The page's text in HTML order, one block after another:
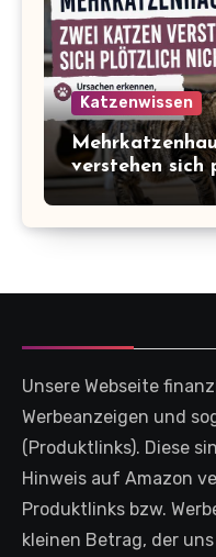
Katzenwissen
verstehen sich
Unsere Webseite
Werbeanzeigen und
(Produktlinks). Diese
Hinweis auf Amazon
Produktlinks bzw.
kleinen Betrag, der